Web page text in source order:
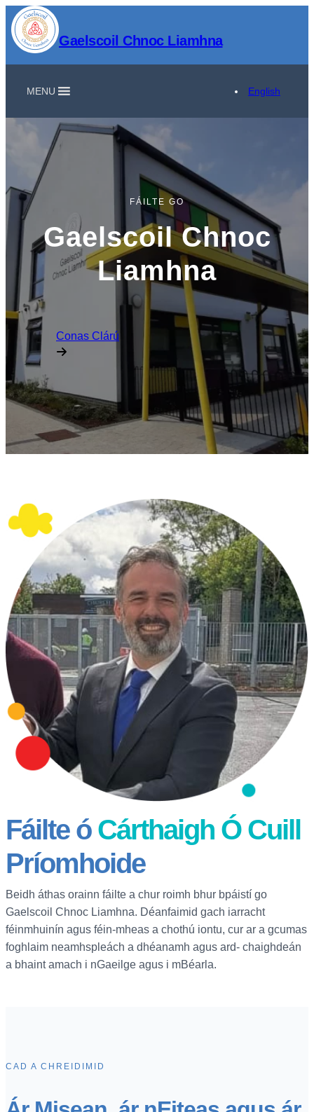
Gaelscoil Chnoc Liamhna
MENU English
FÁILTE GO
Gaelscoil Chnoc
Liamhna
Conas Clárú
Fáilte ó Cárthaigh Ó Cuill
Príomhoide
Beidh áthas orainn fáilte a chur roimh bhur bpáistí go
Gaelscoil Chnoc Liamhna. Déanfaimid gach iarracht
féinmhuinín agus féin-mheas a chothú iontu, cur ar a gcumas
foghlaim neamhspleách a dhéanamh agus ard- chaighdeán
a bhaint amach i nGaeilge agus i mBéarla.
CAD A CHREIDIMID